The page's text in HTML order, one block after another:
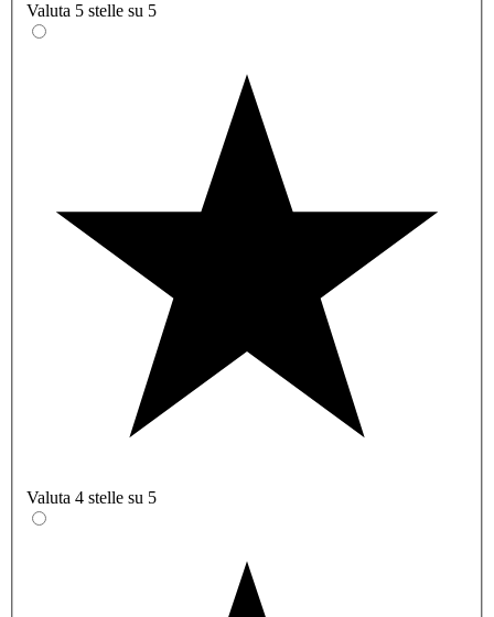
Valuta 5 stelle su 5
Valuta 4 stelle su 5